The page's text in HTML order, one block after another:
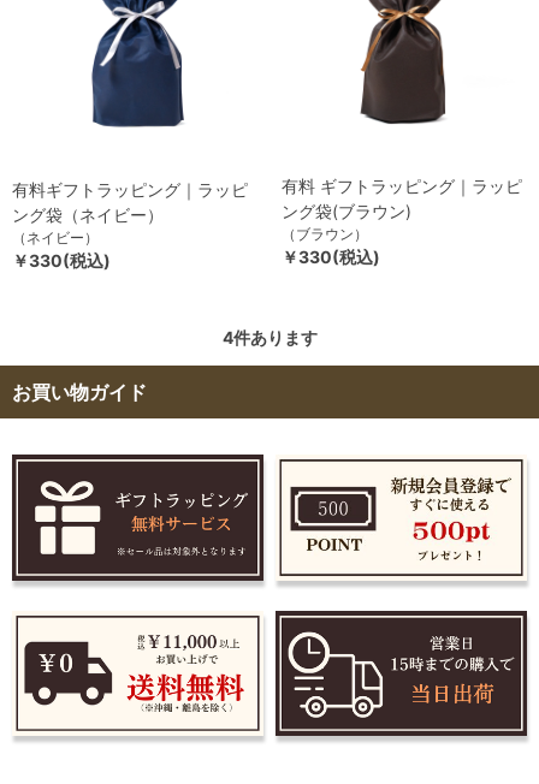
有料ギフトラッピング｜ラッピ
ング袋（ネイビー）
（ネイビー）
￥330(税込)
有料 ギフトラッピング｜ラッピ
ング袋(ブラウン)
（ブラウン）
￥330(税込)
4件あります
お買い物ガイド